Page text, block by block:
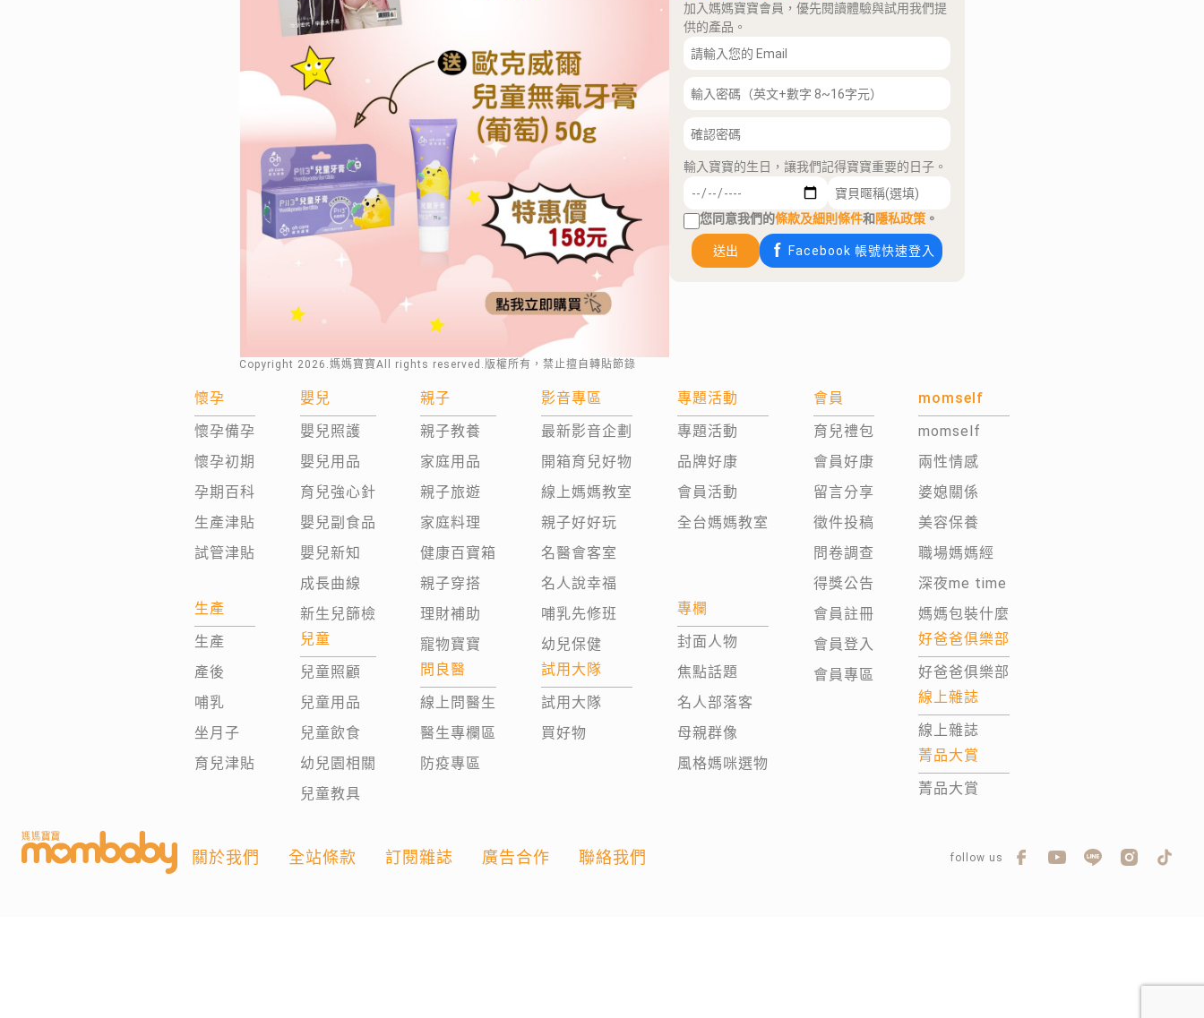
Copyright 2026 .媽媽寶寶All rights reserved.版權所有，禁止擅自轉貼節錄
加入媽媽寶寶會員，優先閱讀體驗與試用我們提
供的產品。
輸入寶寶的生日，讓我們記得寶寶重要的日子。
您同意我們的條款及細則條件和隱私政策 。
送出 Facebook 帳號快速登入
懷孕
懷孕備孕
懷孕初期
孕期百科
生產津貼
試管津貼
生產
生產
產後
哺乳
坐月子
育兒津貼
嬰兒
嬰兒照護
嬰兒用品
育兒強心針
嬰兒副食品
嬰兒新知
成長曲線
新生兒篩檢
兒童
兒童照顧
兒童用品
兒童飲食
幼兒園相關
兒童教具
親子
親子教養
家庭用品
親子旅遊
家庭料理
健康百寶箱
親子穿搭
理財補助
寵物寶寶
問良醫
線上問醫生
醫生專欄區
防疫專區
影音專區
最新影音企劃
開箱育兒好物
線上媽媽教室
親子好好玩
名醫會客室
名人說幸福
哺乳先修班
幼兒保健
試用大隊
試用大隊
買好物
專題活動
專題活動
品牌好康
會員活動
全台媽媽教室
專欄
封面人物
焦點話題
名人部落客
母親群像
風格媽咪選物
會員
育兒禮包
會員好康
留言分享
徵件投稿
問卷調查
得獎公告
會員註冊
會員登入
會員專區
momself
momself
兩性情感
婆媳關係
美容保養
職場媽媽經
深夜me time
媽媽包裝什麼
好爸爸俱樂部
好爸爸俱樂部
線上雜誌
線上雜誌
菁品大賞
菁品大賞
關於我們 全站條款 訂閱雜誌 廣告合作 聯絡我們 follow us